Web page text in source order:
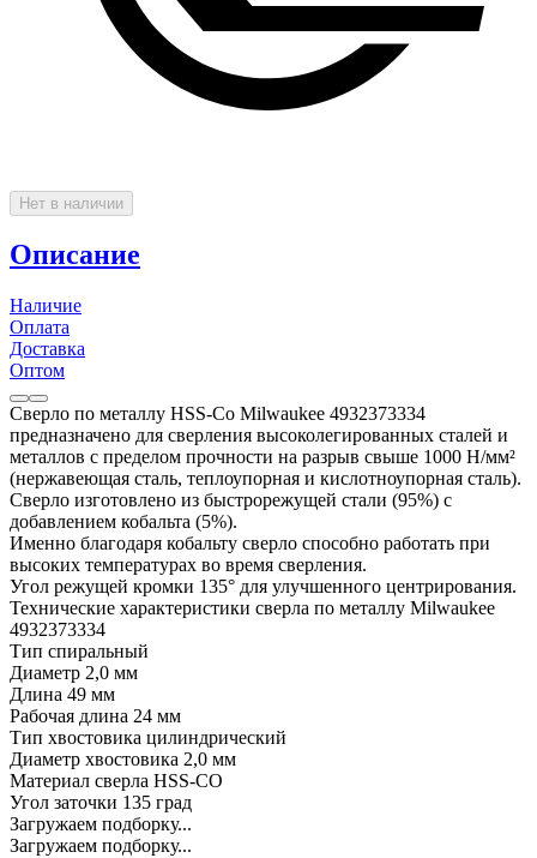
Нет в наличии
Описание
Наличие
Оплата
Доставка
Оптом
Сверло по металлу HSS-Co Milwaukee 4932373334
предназначено для сверления высоколегированных сталей и
металлов с пределом прочности на разрыв свыше 1000 Н/мм²
(нержавеющая сталь, теплоупорная и кислотноупорная сталь).
Сверло изготовлено из быстрорежущей стали (95%) с
добавлением кобальта (5%).
Именно благодаря кобальту сверло способно работать при
высоких температурах во время сверления.
Угол режущей кромки 135° для улучшенного центрирования.
Технические характеристики сверла по металлу Milwaukee
4932373334
Тип спиральный
Диаметр 2,0 мм
Длина 49 мм
Рабочая длина 24 мм
Тип хвостовика цилиндрический
Диаметр хвостовика 2,0 мм
Материал сверла HSS-CO
Угол заточки 135 град
Загружаем подборку...
Загружаем подборку...